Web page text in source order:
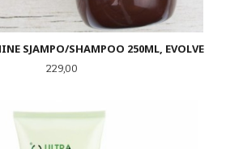
SJAMPO/SHAMPOO 250ML, EVOLVE
Pris
229,00